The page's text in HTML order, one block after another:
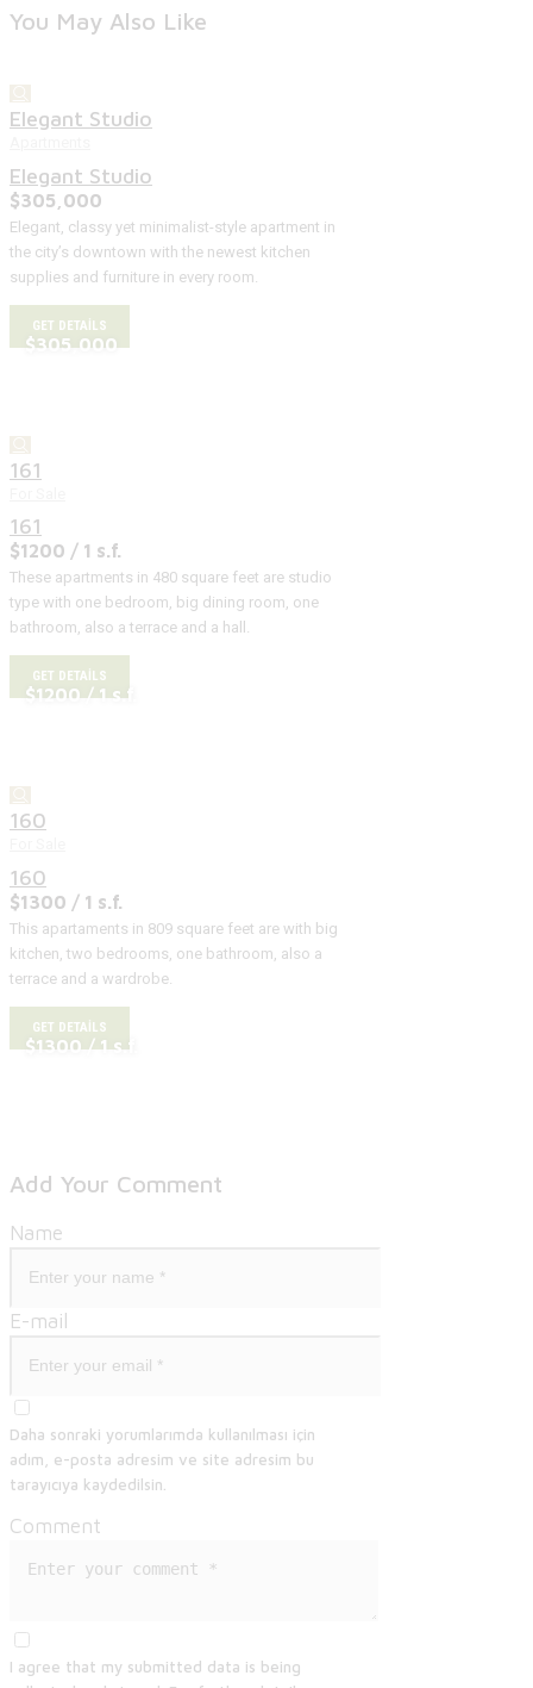
You May Also Like
$305,000
Elegant Studio
Elegant Studio
$305,000
Elegant, classy yet minimalist-style apartment in
the city’s downtown with the newest kitchen
supplies and furniture in every room.
GET DETAILS
$1200 / 1 s.f.
161
161
$1200 / 1 s.f.
These apartments in 480 square feet are studio
type with one bedroom, big dining room, one
bathroom, also a terrace and a hall.
GET DETAILS
$1300 / 1 s.f.
160
160
$1300 / 1 s.f.
This apartaments in 809 square feet are with big
kitchen, two bedrooms, one bathroom, also a
terrace and a wardrobe.
GET DETAILS
Add Your Comment
Name
E-mail
Daha sonraki yorumlarımda kullanılması için
adım, e-posta adresim ve site adresim bu
tarayıcıya kaydedilsin.
Comment
I agree that my submitted data is being